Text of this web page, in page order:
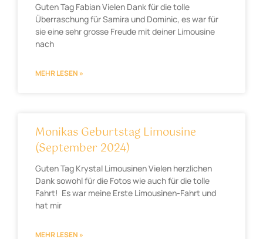
Guten Tag Fabian Vielen Dank für die tolle
Überraschung für Samira und Dominic, es war für
sie eine sehr grosse Freude mit deiner Limousine
nach
MEHR LESEN »
Monikas Geburtstag Limousine
(September 2024)
Guten Tag Krystal Limousinen Vielen herzlichen
Dank sowohl für die Fotos wie auch für die tolle
Fahrt! Es war meine Erste Limousinen-Fahrt und
hat mir
MEHR LESEN »